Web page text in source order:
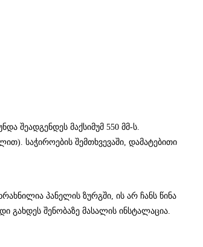
შეადგენდეს მაქსიმუმ 550 მმ-ს.
საჭიროების შემთხვევაში, დამატებითი
პანელის ზურგში, ის არ ჩანს წინა
გახდეს შენობაზე მასალის ინსტალაცია.